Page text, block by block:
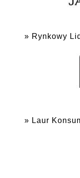
Rynkowy
Laur